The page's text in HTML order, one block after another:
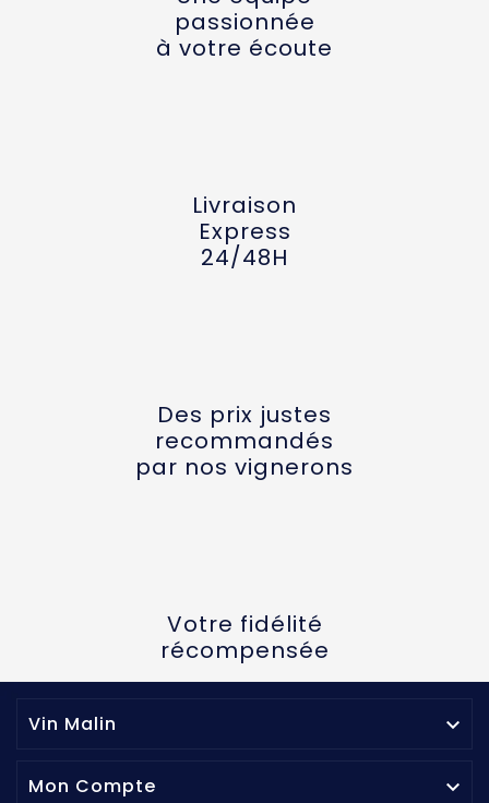
passionnée
à votre écoute
Livraison
Express
24/48H
Des prix justes
recommandés
par nos vignerons
Votre fidélité
récompensée
Vin Malin 
Mon Compte 